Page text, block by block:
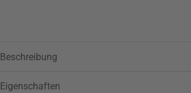
Beschreibung
Eigenschaften